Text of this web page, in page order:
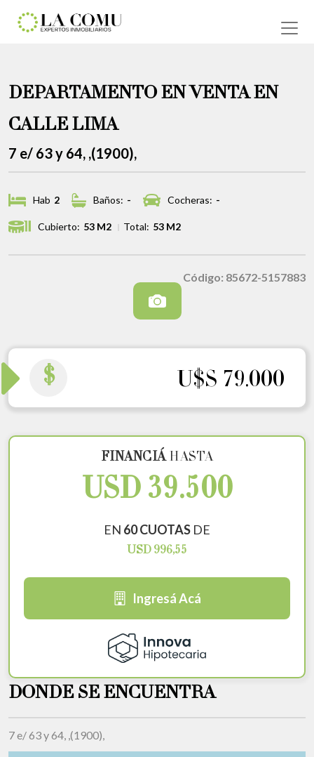
DEPARTAMENTO EN VENTA EN
CALLE LIMA
7 e/ 63 y 64, ,(1900),
Hab 2 Baños: - Cocheras: -
Cubierto: 53 M2 Total: 53 M2
Código: 85672-5157883
$ U$S 79.000
FINANCIÁHASTA
USD 39.500
EN 60 CUOTAS DE
USD 996,55
Ingresá Acá
DONDE SE ENCUENTRA
7 e/ 63 y 64, ,(1900),